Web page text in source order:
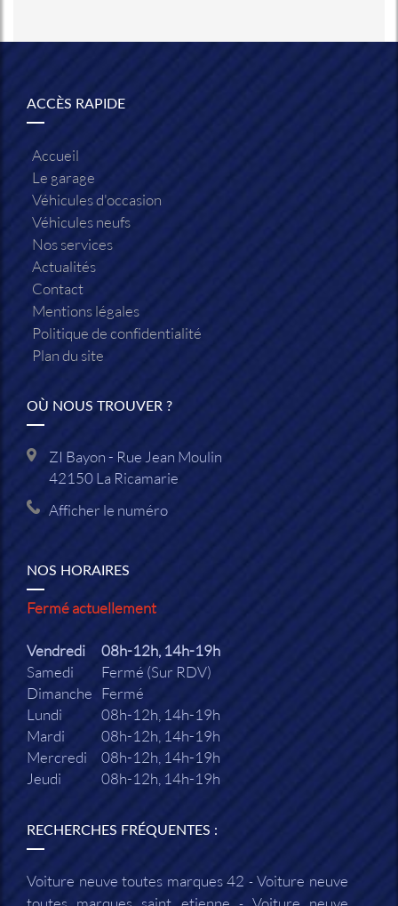
ACCÈS RAPIDE
Accueil
Le garage
Véhicules d'occasion
Véhicules neufs
Nos services
Actualités
Contact
Mentions légales
Politique de confidentialité
Plan du site
OÙ NOUS TROUVER ?
ZI Bayon - Rue Jean Moulin
42150La Ricamarie
Afficher le numéro
NOS HORAIRES
Fermé actuellement
Vendredi
08h-12h, 14h-19h
Samedi
Fermé (Sur RDV)
Dimanche Fermé
Lundi
08h-12h, 14h-19h
Mardi
08h-12h, 14h-19h
Mercredi
08h-12h, 14h-19h
Jeudi
08h-12h, 14h-19h
RECHERCHES FRÉQUENTES :
Voiture neuve toutes marques 42
Voiture neuve